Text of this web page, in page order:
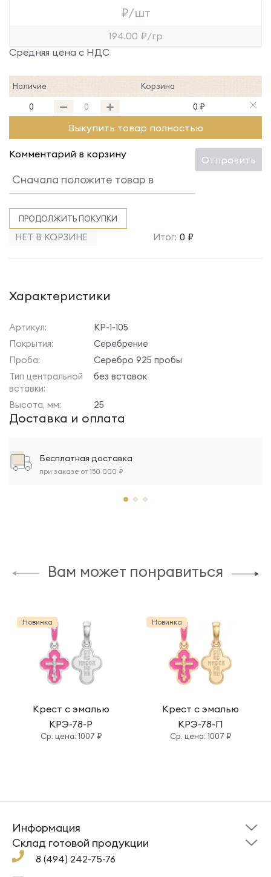
₽/шт
194.00 ₽/гр
Средняя цена с НДС
Наличие Корзина
0 0 ₽
Выкупить товар полностью
Комментарий в корзину Отправить
ПРОДОЛЖИТЬ ПОКУПКИ
НЕТ В КОРЗИНЕ Итог: 0 ₽
Характеристики
Артикул:
КР-1-105
Покрытия:
Серебрение
Проба:
Серебро 925 пробы
Тип центральной
вставки:
без вставок
Высота, мм: 25
Доставка и оплата
Бесплатная доставка
при заказе от 150 000 ₽
Вам может понравиться
Новинка
Крест с эмалью
КРЭ-78-Р
Cр. цена: 1007 ₽
Новинка
Крест с эмалью
КРЭ-78-П
Cр. цена: 1007 ₽
8 (494) 242-75-76
Информация
Склад готовой
продукции
Под заказ
Помощь
Cклад готовой продукции
Кресты
Кольца
Ложки